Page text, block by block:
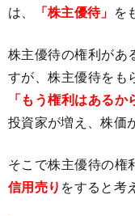
は、
「株主優待」 を
株主優待の権利があ
すが、株主優待をも
「もう権利はある
投資家が増え、株価
そこで株主優待の権
信用売り をすると考